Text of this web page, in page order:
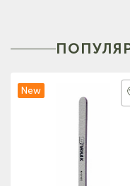
Тел: +7-903-947-9492
Тел: +7-3852-721-001
New